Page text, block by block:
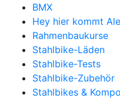
BMX
Hey hier kommt
Rahmenbaukurse
Stahlbike-Läden
Stahlbike-Tests
Stahlbike-Zubehör
Stahlbikes &